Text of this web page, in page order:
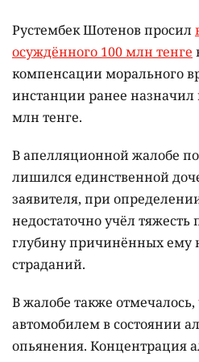
Рустембек Шотенов просил
осуждённого 100 млн тенге
компенсации морального
инстанции ранее назначил
млн тенге.
В апелляционной жалобе
лишился единственной
заявителя, при
недостаточно учёл тяжесть
глубину причинённых ему
страданий.
В жалобе также
автомобилем в состоянии
опьянения. Концентрация